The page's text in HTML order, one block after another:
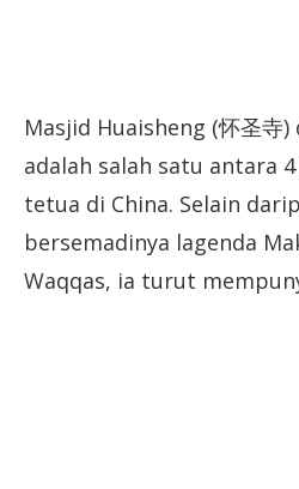
Masjid Huaisheng (怀圣寺
adalah salah satu antara
tetua di China. Selain
bersemadinya lagenda
Waqqas, ia turut